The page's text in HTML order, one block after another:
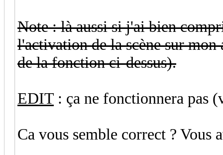
Note : là aussi si j'ai bien
l'activation de la scène sur
de la fonction ci-dessus).
EDIT : ça ne fonctionnera pas
Ca vous semble correct ? Vous